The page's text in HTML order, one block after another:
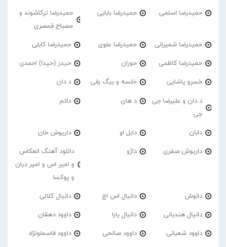
حمیدرضا اسلمی حمیدرضا بابایی
حمیدرضا ترکاشوند و
مصباح قمصری
حمیدرضا شمیرانی حمیدرضا علوی حمیدرضا کابلی
حمیدرضا کاظمی حوران حیدر (حیدا) احمدی
خسرو پاشایی خلسه و بیگ رفی د دان
د دان و علیرضا جی
جی
د های دائم
دابان دابل او داریوش خان
داریوش صفری داژو
دانلود آهنگ انعکاس
و امیر اس و امیر دیان
و پوکسا
دانوش دانیال اس اچ دانیال کلالی
دانیال هندیانی دانیال یارا داوود دهقان
داوود شعبانی داوود صالحی داوود قاسملونژاد